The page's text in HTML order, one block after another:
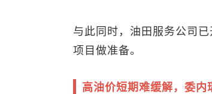
与此同时，油田服务公司
项目做准备。
高油价短期难缓解，委内